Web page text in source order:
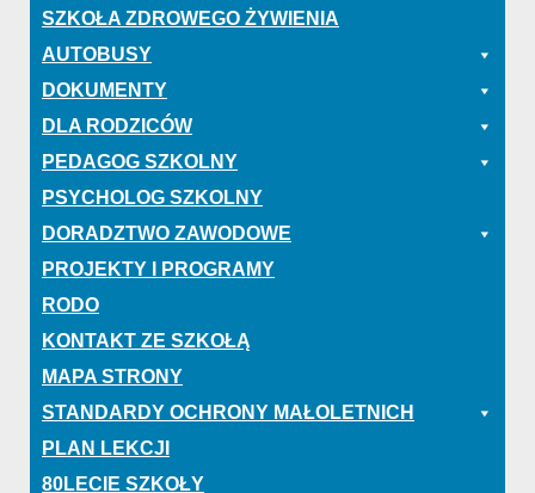
SZKOŁA ZDROWEGO ŻYWIENIA
AUTOBUSY
DOKUMENTY
DLA RODZICÓW
PEDAGOG SZKOLNY
PSYCHOLOG SZKOLNY
DORADZTWO ZAWODOWE
PROJEKTY I PROGRAMY
RODO
KONTAKT ZE SZKOŁĄ
MAPA STRONY
STANDARDY OCHRONY MAŁOLETNICH
PLAN LEKCJI
80LECIE SZKOŁY